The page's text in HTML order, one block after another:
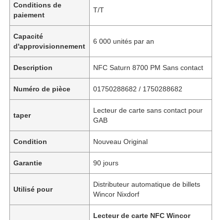
Conditions de
paiement
T/T
Capacité
d'approvisionnement
6 000 unités par an
Description NFC Saturn 8700 PM Sans contact
Numéro de pièce 01750288682 / 1750288682
taper
Lecteur de carte sans contact pour
GAB
Condition Nouveau Original
Garantie 90 jours
Utilisé pour
Distributeur automatique de billets
Wincor Nixdorf
Lecteur de carte NFC Wincor